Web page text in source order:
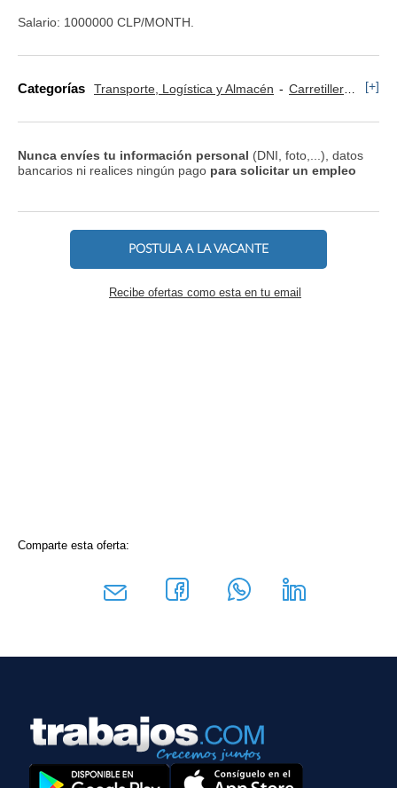
Salario: 1000000 CLP/MONTH.
Categorías Transporte, Logística y Almacén Carretillero y Puente Grúa [+]
Nunca envíes tu información personal (DNI, foto,...), datos
bancarios ni realices ningún pago para solicitar un empleo
POSTULA A LA VACANTE
Recibe ofertas como esta en tu email
Comparte esta oferta: